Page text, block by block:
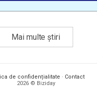
Mai multe știri
de confidențialitate · Contact
2026 © Biziday